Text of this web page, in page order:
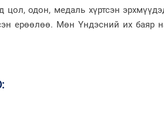
цол, одон, медаль хүртсэн
ерөөлөө. Мөн Үндэсний их баяр